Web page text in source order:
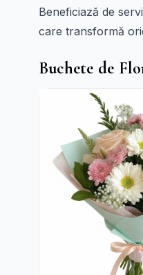
Beneficiază de
care transformă
Buchete de